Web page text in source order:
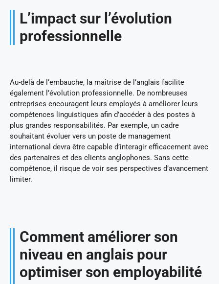
L’impact sur l’évolution
professionnelle
Au-delà de l’embauche, la maîtrise de l’anglais facilite
également l’évolution professionnelle. De nombreuses
entreprises encouragent leurs employés à améliorer leurs
compétences linguistiques afin d’accéder à des postes à
plus grandes responsabilités. Par exemple, un cadre
souhaitant évoluer vers un poste de management
international devra être capable d’interagir efficacement avec
des partenaires et des clients anglophones. Sans cette
compétence, il risque de voir ses perspectives d’avancement
limiter.
Comment améliorer son
niveau en anglais pour
optimiser son employabilité